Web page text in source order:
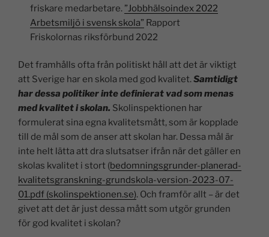
friskare medarbetare. ”Jobbhälsoindex 2022
Arbetsmiljö i svensk skola” Rapport
Friskolornas riksförbund 2022
Det framhålls ofta från politiskt håll att det är viktigt
att Sverige har en skola med god kvalitet.Samtidigt
har dessa politiker inte definierat vad som menas
med kvalitet i skolan. Skolinspektionen har
formulerat sina egna kvalitetsmått, som är kopplade
till de mål som de anser att skolan har. Dessa mål är
inte helt lätta att dra slutsatser ifrån när det gäller en
skolas kvalitet i stort (bedomningsgrunder-planerad-
kvalitetsgranskning-grundskola-version-2023-07-
01.pdf (skolinspektionen.se). Och framför allt – är det
givet att det är just dessa mått som utgör grunden
för god kvalitet i skolan?